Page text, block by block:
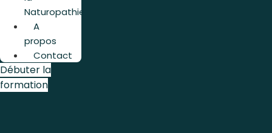
Naturopathie
A
propos
Contact
Débuter la
formation